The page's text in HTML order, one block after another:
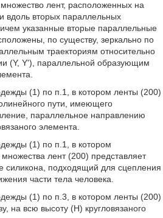
лент, расположенных на
вдоль вторых параллельных
указанные вторые параллельные
по существу, зеркально по
траекториям относительно
(Y, Y'), параллельной образующим
(1) по п.1, в котором ленты (200)
пути, имеющего
параллельное направлению
элемента.
(1) по п.1, в котором
лент (200) представляет
силикона, подходящий для сцепления
части тела человека.
(1) по п.3, в котором ленты (200)
на всю высоту (H) кругловязаного